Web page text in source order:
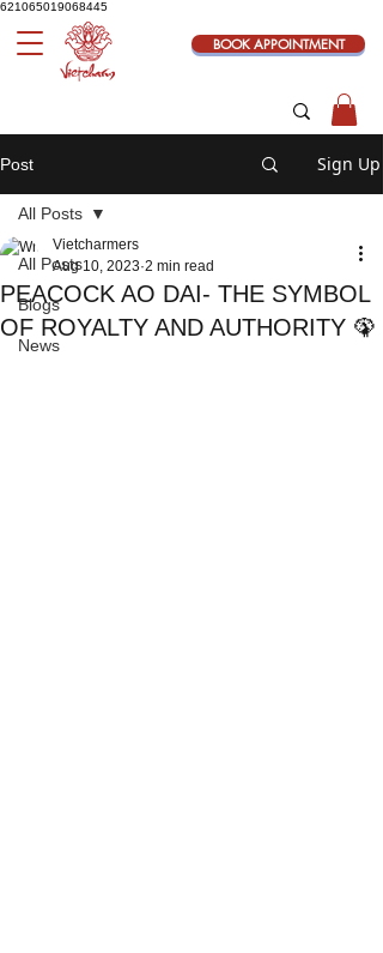
621065019068445
BOOK APPOINTMENT
Post Sign Up
All Posts
Blogs
News
All Posts
PEACOCK AO DAI- THE SYMBOL
OF ROYALTY AND AUTHORITY 🦚
Vietcharmers
Aug 10, 2023 2 min read